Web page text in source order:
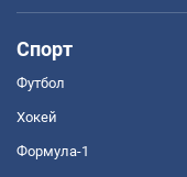
Спорт
Футбол
Хокей
Формула-1